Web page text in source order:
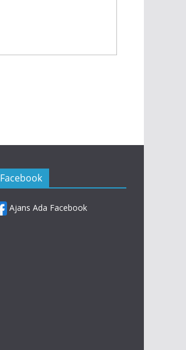
Facebook
Ajans Ada Facebook